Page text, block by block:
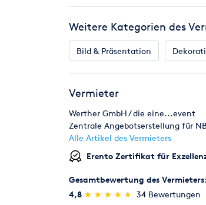
Gesamthöhe: 94 cm
Sitzhöhe: 47 cm
Material: 90% Polyester
10% Elastan
Reinigung bei normaler
Lieferung wird angeboten, gerne
Desweiteren finden Sie viele
Beamer und Leinwände,
Weitere Kategorien des
Bild & Präsentation
Vermieter
Werther GmbH / die eine...event
Zentrale Angebotserstellung für
Alle Artikel des Vermieters
Erento Zertifikat für Exzellenz
Gesamtbewertung des Vermieters:
4,8 (*)
★
★
(*) ★
★
(*) ★
★
(*) ★
★
(*) ★
★ 34 Bewertungen